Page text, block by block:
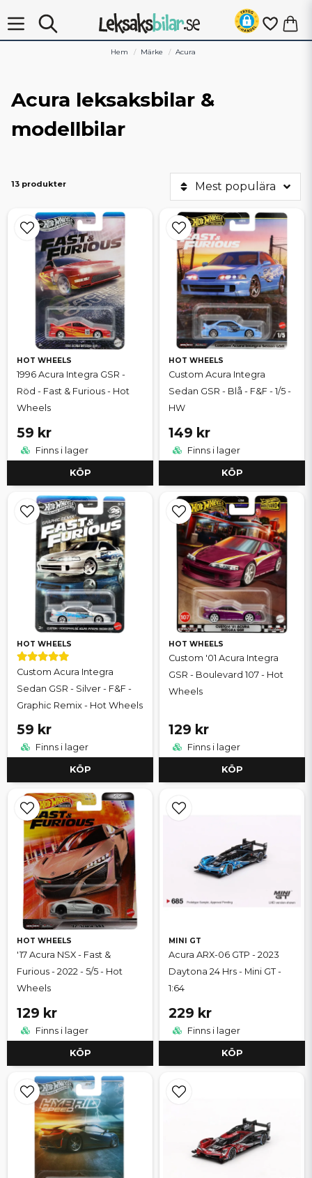
Hem Märke Acura
Acura leksaksbilar &
modellbilar
13 produkter Mest populära
HOT WHEELS
1996 Acura Integra GSR -
Röd - Fast & Furious - Hot
Wheels
59 kr
Finns i lager
KÖP
HOT WHEELS
Custom Acura Integra
Sedan GSR - Blå - F&F - 1/5 -
HW
149 kr
Finns i lager
KÖP
HOT WHEELS
Custom Acura Integra
Sedan GSR - Silver - F&F -
Graphic Remix - Hot Wheels
59 kr
Finns i lager
KÖP
HOT WHEELS
Custom '01 Acura Integra
GSR - Boulevard 107 - Hot
Wheels
129 kr
Finns i lager
KÖP
HOT WHEELS
'17 Acura NSX - Fast &
Furious - 2022 - 5/5 - Hot
Wheels
129 kr
Finns i lager
KÖP
MINI GT
Acura ARX-06 GTP - 2023
Daytona 24 Hrs - Mini GT -
1:64
229 kr
Finns i lager
KÖP